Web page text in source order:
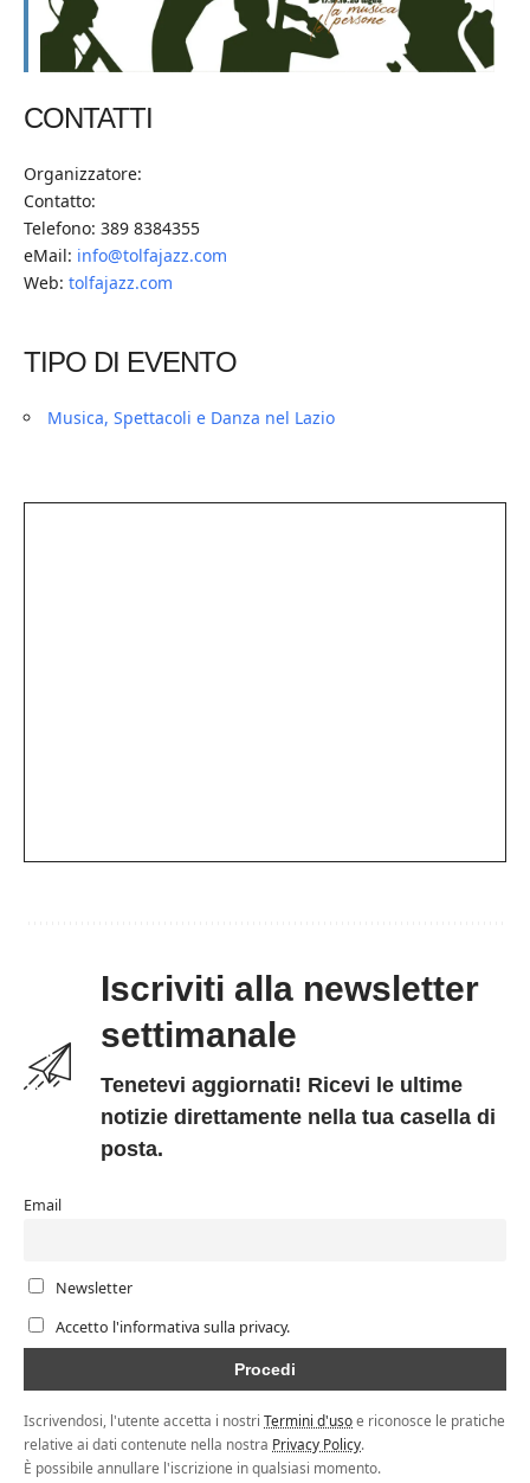
CONTATTI
Organizzatore:
Contatto:
Telefono: 389 8384355
eMail: info@tolfajazz.com
Web: tolfajazz.com
TIPO DI EVENTO
Musica, Spettacoli e Danza nel Lazio
Iscriviti alla newsletter
settimanale
Tenetevi aggiornati! Ricevi le ultime
notizie direttamente nella tua casella di
posta.
Email
Newsletter
Accetto l'informativa sulla privacy.
Iscrivendosi, l'utente accetta i nostri Termini d'usoe riconosce le pratiche
relative ai dati contenute nella nostra Privacy Policy.
È possibile annullare l'iscrizione in qualsiasi momento.